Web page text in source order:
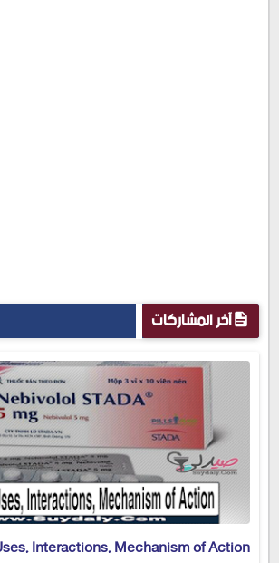
آخر المشاركات
Interactions, Mechanism of Action